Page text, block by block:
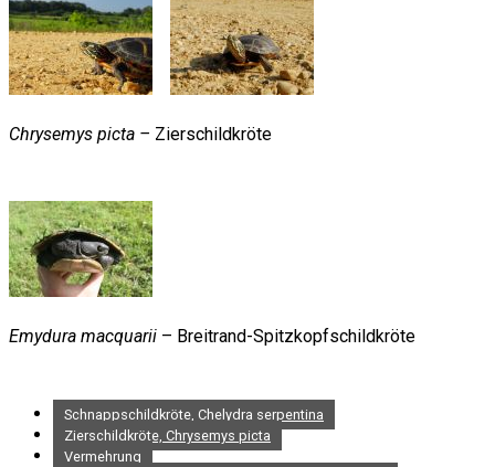
Chrysemys picta – Zierschildkröte
Emydura macquarii – Breitrand-Spitzkopfschildkröte
Schnappschildkröte, Chelydra serpentina
Zierschildkröte, Chrysemys picta
Vermehrung